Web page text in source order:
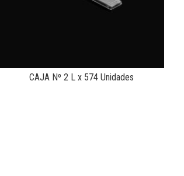
CAJA Nº 2 L x 574 Unidades